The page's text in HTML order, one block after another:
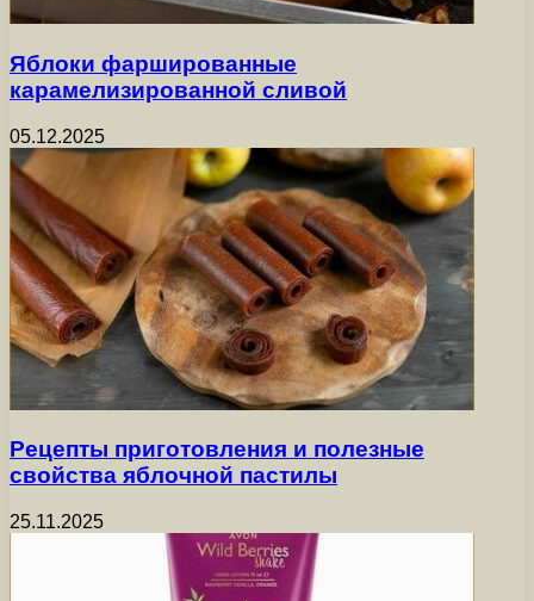
Яблоки фаршированные
карамелизированной сливой
05.12.2025
Рецепты приготовления и полезные
свойства яблочной пастилы
25.11.2025